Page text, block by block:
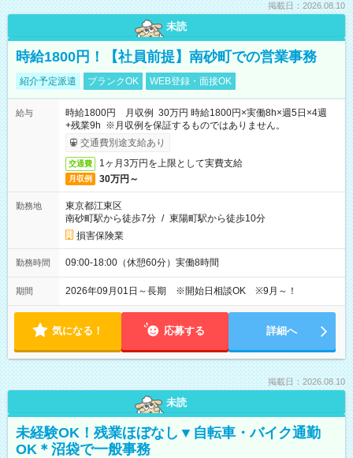
掲載日：2026.08.10
未読
時給1800円！【社員前提】南砂町での営業事務
紹介予定派遣 ブランクOK WEB登録・面接OK
給与
時給1800円 月収例 30万円 時給1800円×実働8h×週5日×4週
+残業9h ※月収例を保証するものではありません。
交通費別途支給あり
交通費 1ヶ月3万円を上限として実費支給
月収例 30万円～
勤務地
東京都江東区
南砂町駅から徒歩7分 / 東陽町駅から徒歩10分
損害保険業
勤務時間 09:00-18:00（休憩60分）実働8時間
期間 2026年09月01日～長期 ※開始日相談OK ※9月～！
気になる！ 応募する 詳細へ
掲載日：2026.08.10
未読
未経験OK！残業ほぼなし▼自転車・バイク通勤
OK＊沼袋で一般事務